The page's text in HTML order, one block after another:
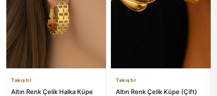
Takıştır
Altın Renk Çelik Halka Küpe
Takıştır
Altın Renk Çelik Küpe (Çift)